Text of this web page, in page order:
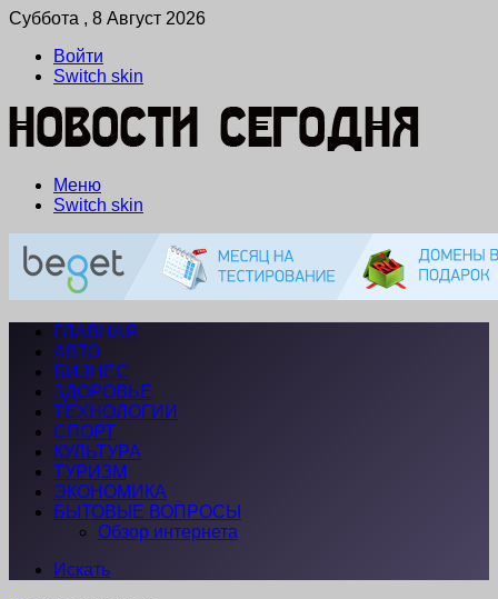
Суббота , 8 Август 2026
Войти
Switch skin
Меню
Switch skin
ГЛАВНАЯ
АВТО
БИЗНЕС
ЗДОРОВЬЕ
ТЕХНОЛОГИИ
СПОРТ
КУЛЬТУРА
ТУРИЗМ
ЭКОНОМИКА
БЫТОВЫЕ ВОПРОСЫ
Обзор интернета
Искать